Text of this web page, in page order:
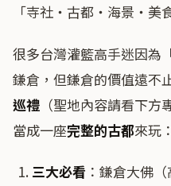
「寺社・古都・海景・美
很多台灣灌籃高手迷因為
鎌倉，但鎌倉的價值遠不
巡禮 （聖地內容請看下
當成一座完整的古都來玩：
三大必看 ：鎌倉大佛